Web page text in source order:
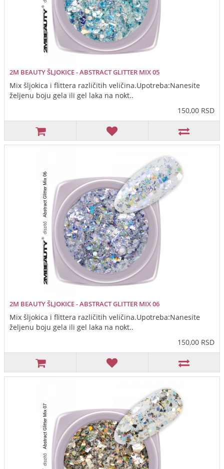
2M BEAUTY ŠLJOKICE - ABSTRACT GLITTER MIX 05
Mix šljokica i flittera različitih veličina.Upotreba:Nanesite
željenu boju gela ili gel laka na nokt..
150,00 RSD
2M BEAUTY ŠLJOKICE - ABSTRACT GLITTER MIX 06
Mix šljokica i flittera različitih veličina.Upotreba:Nanesite
željenu boju gela ili gel laka na nokt..
150,00 RSD